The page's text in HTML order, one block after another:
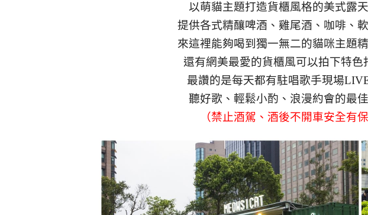
以萌貓主題打造貨櫃風格的美式露天
提供各式精釀啤酒、雞尾酒、咖啡、
來這裡能夠喝到獨一無二的貓咪主題精
還有網美最愛的貨櫃風可以拍下特色
最讚的是每天都有駐唱歌手現場
聽好歌、輕鬆小酌、浪漫約會的最
（禁止酒駕、酒後不開車安全有保